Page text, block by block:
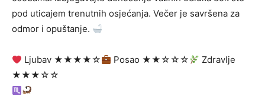
pod uticajem trenutnih osjećanja. Večer je savršena za
odmor i opuštanje.
Ljubav ★★★★☆ Posao ★★☆☆☆
Zdravlje
★★★☆☆